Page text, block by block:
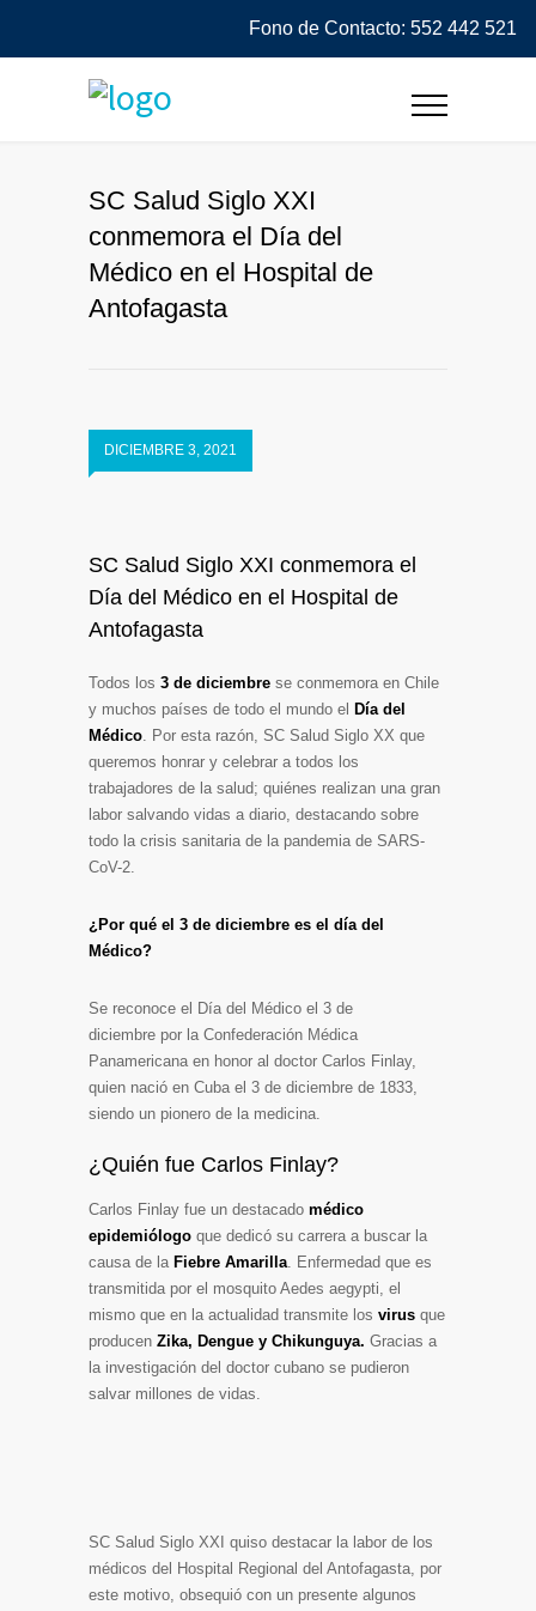
Fono de Contacto: 552 442 521
SC Salud Siglo XXI
conmemora el Día del
Médico en el Hospital de
Antofagasta
DICIEMBRE 3, 2021
SC Salud Siglo XXI conmemora el
Día del Médico en el Hospital de
Antofagasta
Todos los 3 de diciembre se conmemora en Chile
y muchos países de todo el mundo el Día del
Médico. Por esta razón, SC Salud Siglo XX que
queremos honrar y celebrar a todos los
trabajadores de la salud; quiénes realizan una gran
labor salvando vidas a diario, destacando sobre
todo la crisis sanitaria de la pandemia de SARS-
CoV-2.
¿Por qué el 3 de diciembre es el día del
Médico?
Se reconoce el Día del Médico el 3 de
diciembre por la Confederación Médica
Panamericana en honor al doctor Carlos Finlay,
quien nació en Cuba el 3 de diciembre de 1833,
siendo un pionero de la medicina.
¿Quién fue Carlos Finlay?
Carlos Finlay fue un destacado médico
epidemiólogo que dedicó su carrera a buscar la
causa de la Fiebre Amarilla. Enfermedad que es
transmitida por el mosquito Aedes aegypti, el
mismo que en la actualidad transmite los virus que
producen Zika, Dengue y Chikunguya. Gracias a
la investigación del doctor cubano se pudieron
salvar millones de vidas.
SC Salud Siglo XXI quiso destacar la labor de los
médicos del Hospital Regional del Antofagasta, por
este motivo, obsequió con un presente algunos